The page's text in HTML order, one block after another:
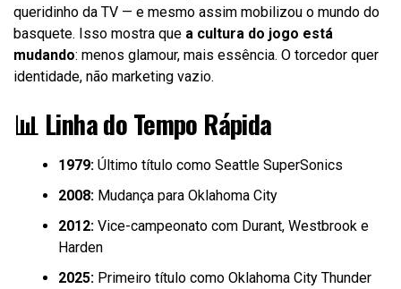
queridinho da TV — e mesmo assim mobilizou o mundo do
basquete. Isso mostra que a cultura do jogo está
mudando: menos glamour, mais essência. O torcedor quer
identidade, não marketing vazio.
📊 Linha do Tempo Rápida
1979: Último título como Seattle SuperSonics
2008: Mudança para Oklahoma City
2012: Vice-campeonato com Durant, Westbrook e
Harden
2025: Primeiro título como Oklahoma City Thunder